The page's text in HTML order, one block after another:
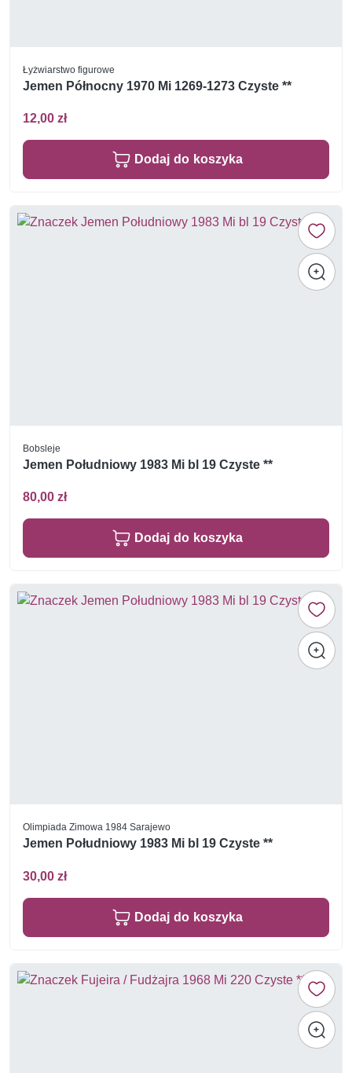
Łyżwiarstwo figurowe
Jemen Północny 1970 Mi 1269-1273 Czyste **
12,00 zł
Dodaj do koszyka
Bobsleje
Jemen Południowy 1983 Mi bl 19 Czyste **
80,00 zł
Dodaj do koszyka
Olimpiada Zimowa 1984 Sarajewo
Jemen Południowy 1983 Mi bl 19 Czyste **
30,00 zł
Dodaj do koszyka